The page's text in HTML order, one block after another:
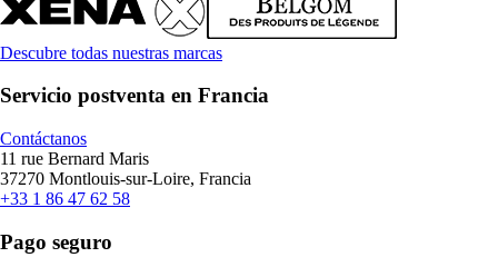
Descubre todas nuestras marcas
Servicio postventa en Francia
Contáctanos
11 rue Bernard Maris
37270 Montlouis-sur-Loire, Francia
+33 1 86 47 62 58
Pago seguro